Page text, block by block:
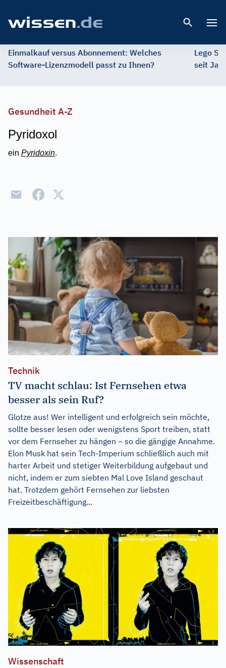
Einmalkauf versus Abonnement: Welches
Software-Lizenzmodell passt zu Ihnen?
Lego
seit
Gesundheit A-Z
Pyridoxol
ein Pyridoxin.
Technik
TV macht schlau: Ist Fernsehen etwa
besser als sein Ruf?
Glotze aus! Wer intelligent und erfolgreich sein möchte,
sollte besser lesen oder wenigstens Sport treiben, statt
vor dem Fernseher zu hängen – so die gängige Annahme.
Elon Musk hat sein Tech-Imperium schließlich auch mit
harter Arbeit und stetiger Weiterbildung aufgebaut und
nicht, indem er zum siebten Mal Love Island geschaut
hat. Trotzdem gehört Fernsehen zur liebsten
Freizeitbeschäftigung...
Wissenschaft